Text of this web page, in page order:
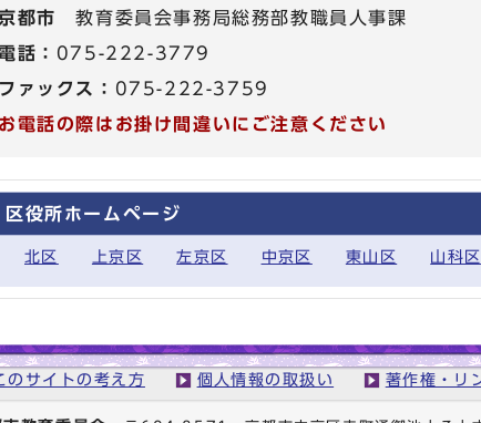
都市教育委員会事務局総務部教職員人事課
話： 075-222-3779
ファックス： 075-222-3759
お電話の際はお掛け間違いにご注意ください
区役所ホームページ
北区 上京区 左京区 中京区 東山区 山科区
のサイトの考え方 個人情報の取扱い 著作権・リ